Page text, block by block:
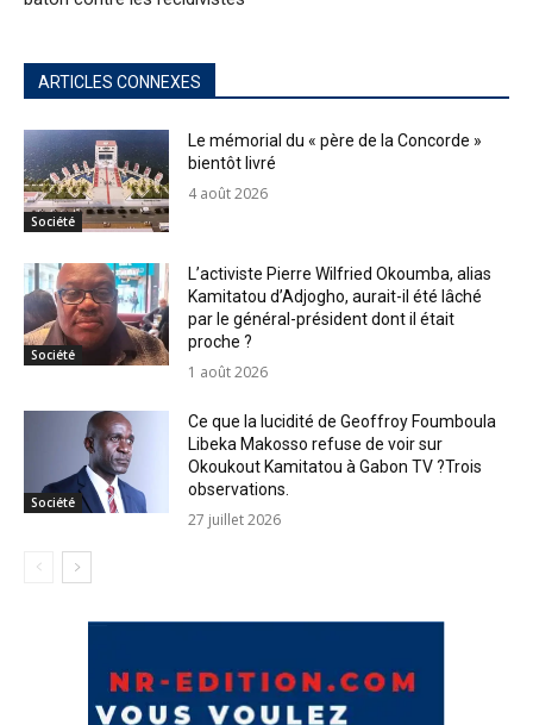
ARTICLES CONNEXES
Société
Le mémorial du « père de la Concorde »
bientôt livré
4 août 2026
Société
L’activiste Pierre Wilfried Okoumba, alias
Kamitatou d’Adjogho, aurait-il été lâché
par le général-président dont il était
proche ?
1 août 2026
Société
Ce que la lucidité de Geoffroy Foumboula
Libeka Makosso refuse de voir sur
Okoukout Kamitatou à Gabon TV ?Trois
observations.
27 juillet 2026